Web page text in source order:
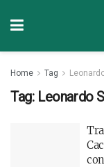
Home Tag
Tag: Leonardo